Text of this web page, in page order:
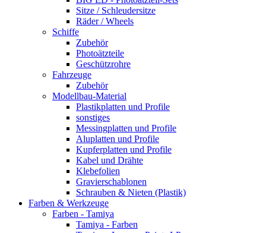
Sitze / Schleudersitze
Räder / Wheels
Schiffe
Zubehör
Photoätzteile
Geschützrohre
Fahrzeuge
Zubehör
Modellbau-Material
Plastikplatten und Profile
sonstiges
Messingplatten und Profile
Aluplatten und Profile
Kupferplatten und Profile
Kabel und Drähte
Klebefolien
Gravierschablonen
Schrauben & Nieten (Plastik)
Farben & Werkzeuge
Farben - Tamiya
Tamiya - Farben